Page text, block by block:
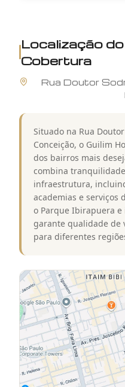
Localização do
Cobertura
Rua Doutor
Situado na Rua
Conceição, o Guilim
dos bairros mais
combina
infraestrutura,
academias e serviços
o Parque Ibirapuera
garante qualidade de
para diferentes